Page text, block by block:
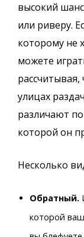
высокий шанс
или риверу.
которому не
можете
улицах
различают
которой он
Несколько
Обратный.
которой